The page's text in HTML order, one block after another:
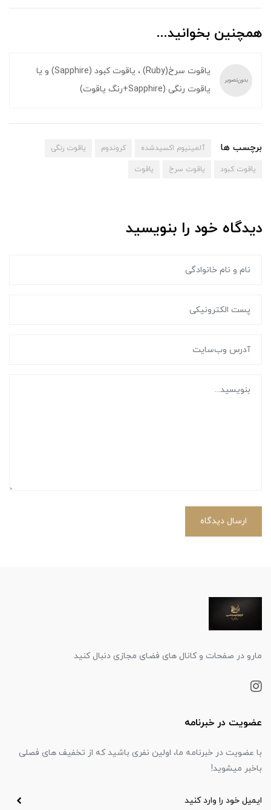
همچنین بخوانید...
یاقوت سرخ(Ruby) ، یاقوت کبود (Sapphire) و یا
یاقوت رنگی (Sapphire+رنگ یاقوت)
برچسب ها آلمینیوم اکسیدشده کروندوم یاقوت رنگی
یاقوت کبود یاقوت سرخ یاقوت
دیدگاه خود را بنویسید
ارسال دیدگاه
مارو در صفحات و کانال های فضای مجازی دنبال کنید
عضویت در خبرنامه
با عضویت در خبرنامه ما، اولین نفری باشید که از تخفیف های فصلی
باخبر میشوید!